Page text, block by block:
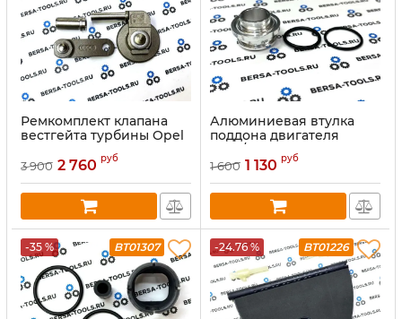
Ремкомплект клапана
вестгейта турбины Opel
K04 2.0L (53049700059)
3 900 2 760 руб
Алюминиевая втулка
поддона двигателя
Opel/Vauxhall 2.0 CDTI
1 600 1 130 руб
-35 % BT01307 -24.76 % BT01226